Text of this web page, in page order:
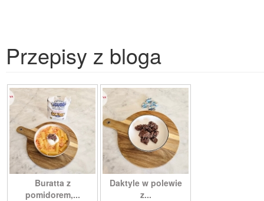
Przepisy z bloga
Buratta z
pomidorem,...
Daktyle w polewie
z...